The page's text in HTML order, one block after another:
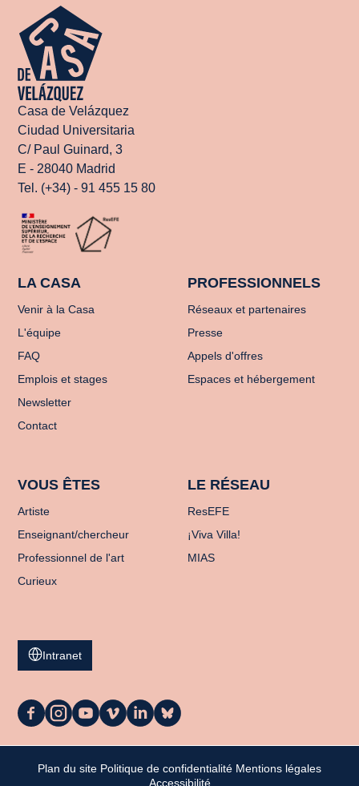
Casa de Velázquez
Ciudad Universitaria
C/ Paul Guinard, 3
E - 28040 Madrid
Tel. (+34) - 91 455 15 80
LA CASA
Venir à la Casa
L'équipe
FAQ
Emplois et stages
Newsletter
Contact
PROFESSIONNELS
Réseaux et partenaires
Presse
Appels d'offres
Espaces et hébergement
VOUS ÊTES
Artiste
Enseignant/chercheur
Professionnel de l'art
Curieux
LE RÉSEAU
ResEFE
¡Viva Villa!
MIAS
Intranet
La
sur
Facebook
La
sur
Instagram
La
sur
Youtube
La
sur
Vimeo
La
sur
LinkedIn
La
sur
Bluesky
Plan du site Politique de confidentialité Mentions légales
Accessibilité